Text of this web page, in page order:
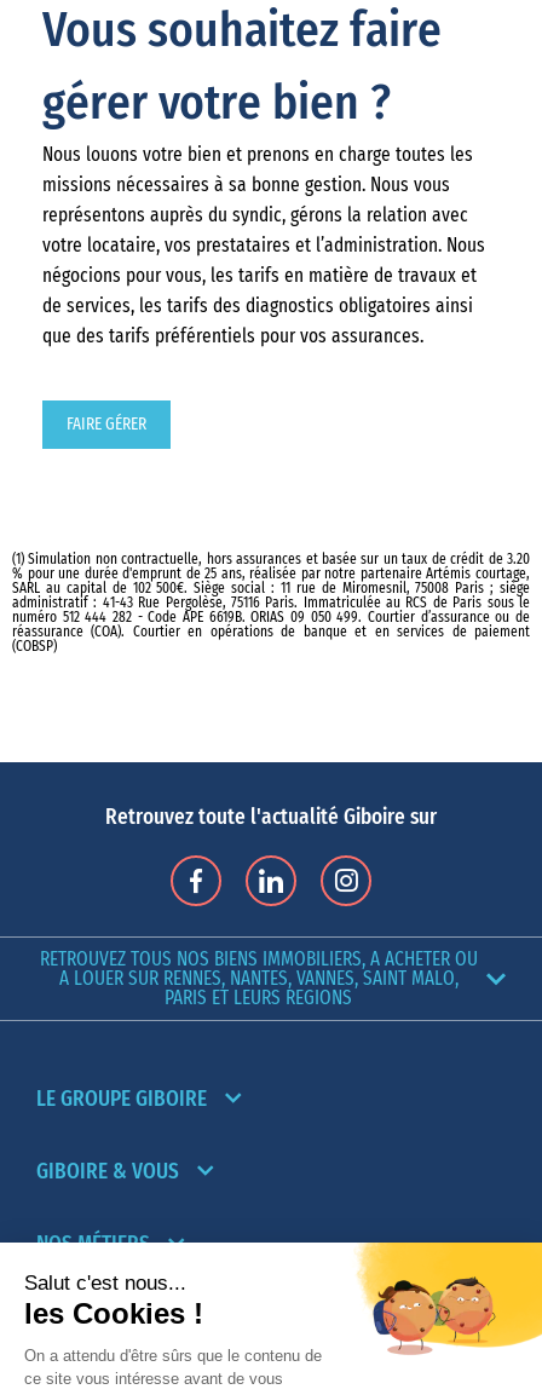
Vous souhaitez faire
gérer votre bien ?
Nous louons votre bien et prenons en charge toutes les
missions nécessaires à sa bonne gestion. Nous vous
représentons auprès du syndic, gérons la relation avec
votre locataire, vos prestataires et l’administration. Nous
négocions pour vous, les tarifs en matière de travaux et
de services, les tarifs des diagnostics obligatoires ainsi
que des tarifs préférentiels pour vos assurances.
FAIRE GÉRER
(1) Simulation non contractuelle, hors assurances et basée sur un taux de crédit de 3.20
% pour une durée d'emprunt de 25 ans, réalisée par notre partenaire Artémis courtage,
SARL au capital de 102 500€. Siège social : 11 rue de Miromesnil, 75008 Paris ; siège
administratif : 41-43 Rue Pergolèse, 75116 Paris. Immatriculée au RCS de Paris sous le
numéro 512 444 282 - Code APE 6619B. ORIAS 09 050 499. Courtier d’assurance ou de
réassurance (COA). Courtier en opérations de banque et en services de paiement
(COBSP)
Retrouvez toute l'actualité Giboire sur
RETROUVEZ TOUS NOS BIENS IMMOBILIERS, A ACHETER OU
A LOUER SUR RENNES, NANTES, VANNES, SAINT MALO,
PARIS ET LEURS REGIONS
LE GROUPE GIBOIRE
GIBOIRE & VOUS
NOS MÉTIERS
PARTENAIRES
NOTRE RÉSEAU D’AGENCES TRANSACTION-